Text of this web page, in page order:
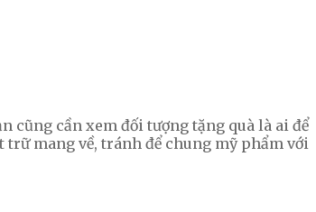
cũng cần xem đối tượng tặng quà là ai để
trữ mang về, tránh để chung mỹ phẩm với